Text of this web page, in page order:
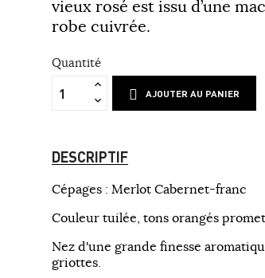
vieux rosé est issu d’une
robe cuivrée.
Quantité
AJOUTER AU PANIER
DESCRIPTIF
Cépages : Merlot Cabernet-franc
Couleur tuilée, tons orangés
Nez d'une grande finesse
griottes.